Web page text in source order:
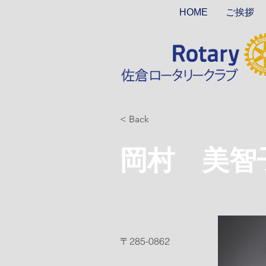
HOME ご挨拶
< Back
岡村 美智
〒285-0862